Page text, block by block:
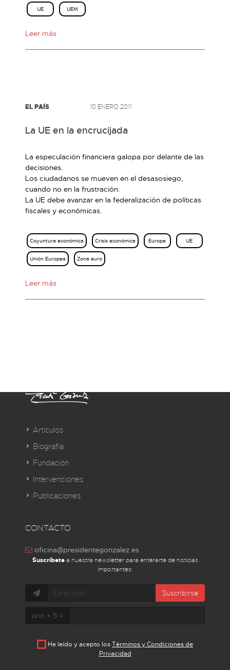
UE UEM
Leer más
EL PAÍS 10 ENERO 2011
La UE en la encrucijada
La especulación financiera galopa por delante de las
decisiones.
Los ciudadanos se mueven en el desasosiego,
cuando no en la frustración.
La UE debe avanzar en la federalización de políticas
fiscales y económicas.
Coyuntura económica Crisis económica Europa UE
Unión Europea Zona euro
Leer más
Artículos
Biografía
Fundación
Intervenciones
Publicaciones
CONTACTO
oficina@presidentegonzalez.es
Suscríbetea nuestra newsletter para enterarte de noticias
importantes:
Suscribirse
uno + 5 =
He leído y acepto losTérminos y Condiciones de
Privacidad